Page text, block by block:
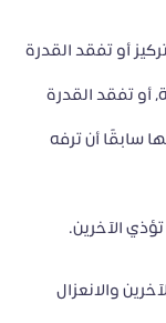
أو تفقد القدرة
أو تفقد القدرة
سابقًا أن ترفه
الآخرين.
والانعزال